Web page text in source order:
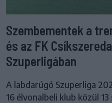
Szembementek a
és az FK
Szuperligában
A labdarúgó Szuperliga
16 élvonalbeli klub közül